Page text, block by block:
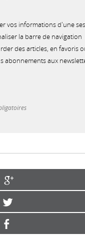
vos informations d'une
la barre de navigation
des articles, en favoris
abonnements aux